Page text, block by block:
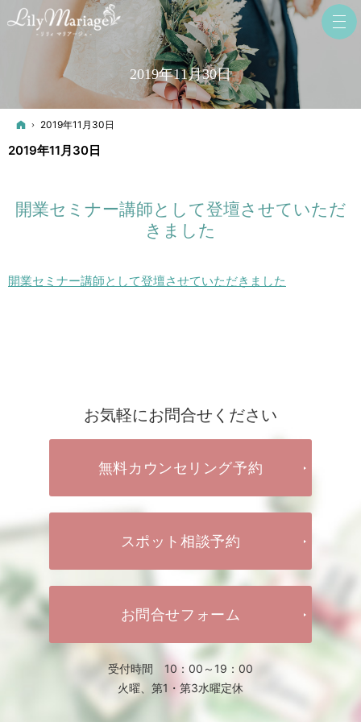
2019年11月30日
ホーム
2019年11月30日
2019年11月30日
開業セミナー講師として登壇させていただ
きました
開業セミナー講師として登壇させていただきました
お気軽にお問合せください
無料カウンセリング予約
スポット相談予約
お問合せフォーム
受付時間 10：00～19：00
火曜、第1・第3水曜定休